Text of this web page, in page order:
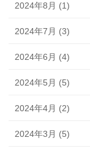
2024年8月 (1)
2024年7月 (3)
2024年6月 (4)
2024年5月 (5)
2024年4月 (2)
2024年3月 (5)